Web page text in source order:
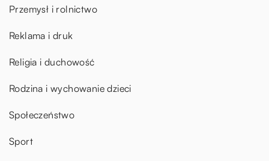
Przemysł i rolnictwo
Reklama i druk
Religia i duchowość
Rodzina i wychowanie dzieci
Społeczeństwo
Sport